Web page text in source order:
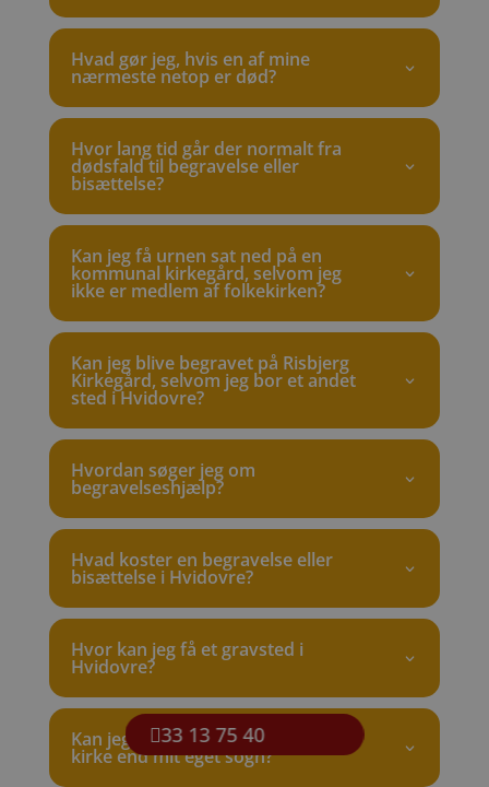
Hvad gør jeg, hvis en af mine
nærmeste netop er død?
Hvor lang tid går der normalt fra
dødsfald til begravelse eller
bisættelse?
Kan jeg få urnen sat ned på en
kommunal kirkegård, selvom jeg
ikke er medlem af folkekirken?
Kan jeg blive begravet på Risbjerg
Kirkegård, selvom jeg bor et andet
sted i Hvidovre?
Hvordan søger jeg om
begravelseshjælp?
Hvad koster en begravelse eller
bisættelse i Hvidovre?
Hvor kan jeg få et gravsted i
Hvidovre?
Kan jeg blive bisat fra en anden
kirke end mit eget sogn?
33 13 75 40